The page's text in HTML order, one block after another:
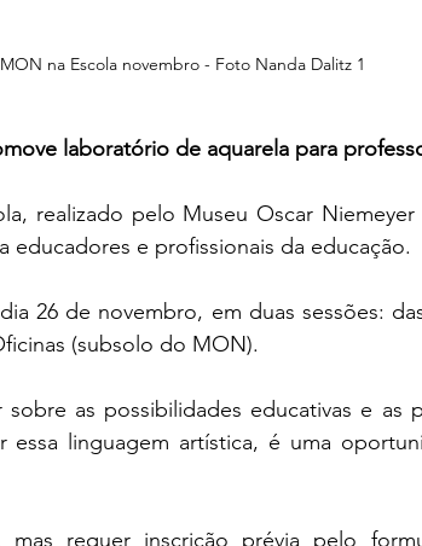
MON na Escola novembro - Foto Nanda Dalitz 1
laboratório de aquarela para
realizado pelo Museu Oscar
educadores e profissionais da educação.
26 de novembro, em duas sessões:
(subsolo do MON).
as possibilidades educativas e as
essa linguagem artística, é uma